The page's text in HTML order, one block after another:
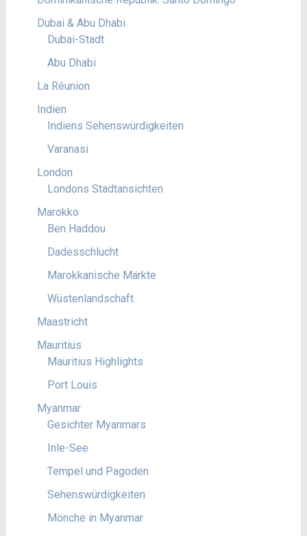
Dubai & Abu Dhabi
Dubai-Stadt
Abu Dhabi
La Réunion
Indien
Indiens Sehenswürdigkeiten
Varanasi
London
Londons Stadtansichten
Marokko
Ben Haddou
Dadesschlucht
Marokkanische Märkte
Wüstenlandschaft
Maastricht
Mauritius
Mauritius Highlights
Port Louis
Myanmar
Gesichter Myanmars
Inle-See
Tempel und Pagoden
Sehenswürdigkeiten
Mönche in Myanmar